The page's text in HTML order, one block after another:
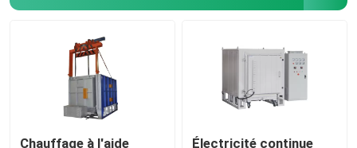
Furonnes à hydrogène
Accessoires de four
Chauffage à l'aide
Électricité continue